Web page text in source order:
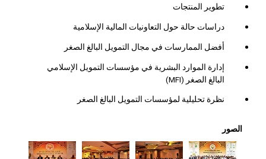
تطوير المنتجات
دراسات حالة حول التعاونيات المالية الإسلامية
أفضل الممارسات في مجال التمويل البالغ الصغر
إدارة الموارد البشرية في مؤسسات التمويل الإسلامي
البالغ الصغر (MFI
)
نظرة تحليلية لمؤسسات التمويل البالغ الصغر
الصور